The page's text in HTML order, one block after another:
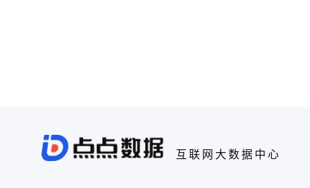
互联网大数据中心